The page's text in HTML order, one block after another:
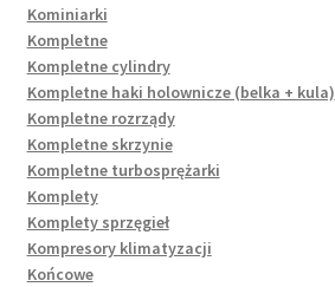
Kominiarki
Kompletne
Kompletne cylindry
Kompletne haki holownicze (belka + kula)
Kompletne rozrządy
Kompletne skrzynie
Kompletne turbosprężarki
Komplety
Komplety sprzęgieł
Kompresory klimatyzacji
Końcowe